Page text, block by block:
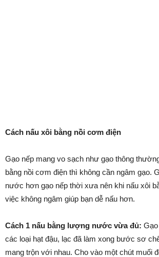
Cách nấu xôi bằng nồi cơm điện
Gạo nếp mang vo sạch như gạo thông
bằng nồi cơm điện thì không cần ngâm gạo.
nước hơn gạo nếp thời xưa nên khi nấu xôi
việc không ngâm giúp bạn dễ nấu hơn.
Cách 1 nấu bằng lượng nước vừa đủ:
các loại hạt đậu, lạc đã làm xong bước sơ
mang trộn với nhau. Cho vào một chút muối